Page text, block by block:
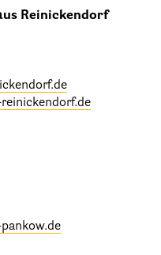
Reinickendorf